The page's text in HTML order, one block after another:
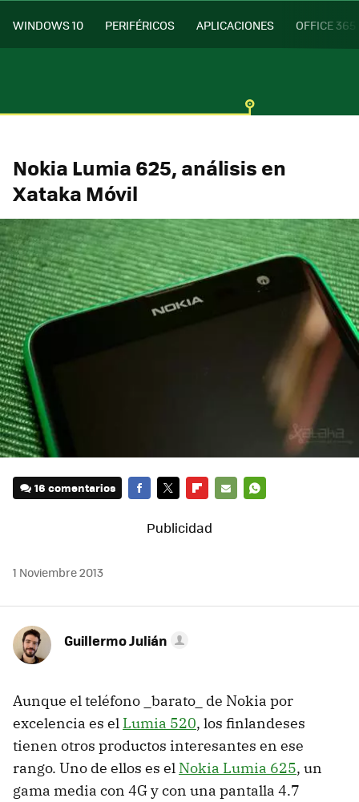
WINDOWS 10 PERIFÉRICOS APLICACIONES OFFICE 365
Nokia Lumia 625, análisis en
Xataka Móvil
16 comentarios
1 Noviembre 2013
Guillermo Julián
Aunque el teléfono _barato_ de Nokia por
excelencia es el Lumia 520, los finlandeses
tienen otros productos interesantes en ese
rango. Uno de ellos es el Nokia Lumia 625, un
gama media con 4G y con una pantalla 4.7